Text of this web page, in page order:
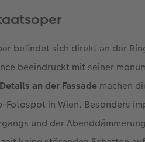
befindet sich direkt an der
an der Fassade
machen
Fotospot in Wien. Besonders
und der